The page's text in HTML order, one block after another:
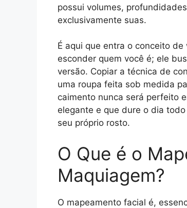
possui volumes,
exclusivamente suas.
É aqui que entra o conceito
esconder quem você é; ele
versão. Copiar a técnica de
uma roupa feita sob medida
caimento nunca será perfeito
elegante e que dure o dia
seu próprio rosto.
O Que é o
Maquiagem?
O mapeamento facial é,